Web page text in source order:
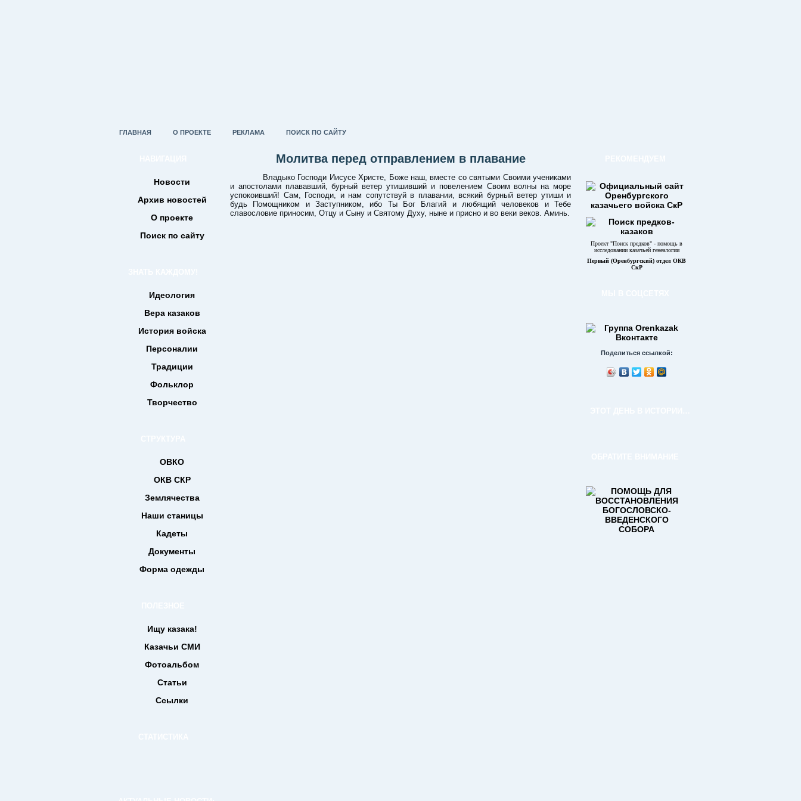
ГЛАВНАЯ О ПРОЕКТЕ РЕКЛАМА ПОИСК ПО САЙТУ
Новости
Архив новостей
О проекте
Поиск по сайту
Идеология
Вера казаков
История войска
Персоналии
Традиции
Фольклор
Творчество
ОВКО
ОКВ СКР
Землячества
Наши станицы
Кадеты
Документы
Форма одежды
Ищу казака!
Казачьи СМИ
Фотоальбом
Статьи
Ссылки
Молитва перед отправлением в плавание
Владыко Господи Иисусе Христе, Боже наш, вместе со святыми Своими учениками
и апостолами плававший, бурный ветер утишивший и повелением Своим волны на море
успокоивший! Сам, Господи, и нам сопутствуй в плавании, всякий бурный ветер утиши и
будь Помощником и Заступником, ибо Ты Бог Благий и любящий человеков и Тебе
славословие приносим, Отцу и Сыну и Святому Духу, ныне и присно и во веки веков. Аминь.
Проект "Поиск предков" - помощь в
исследовании казачьей генеалогии
Первый (Оренбургский) отдел ОКВ
СкР
Поделиться ссылкой: